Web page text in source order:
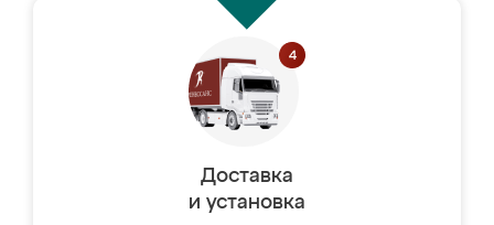
Доставка
и установка